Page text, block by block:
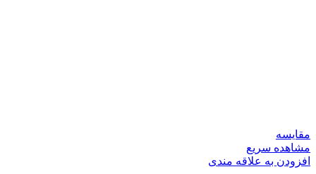
مقایسه
مشاهده سریع
افزودن به علاقه مندی